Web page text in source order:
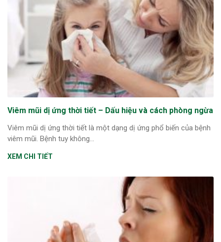
Viêm mũi dị ứng thời tiết – Dấu hiệu và cách phòng ngừa
Viêm mũi dị ứng thời tiết là một dạng dị ứng phổ biến của bệnh
viêm mũi. Bệnh tuy không...
XEM CHI TIẾT